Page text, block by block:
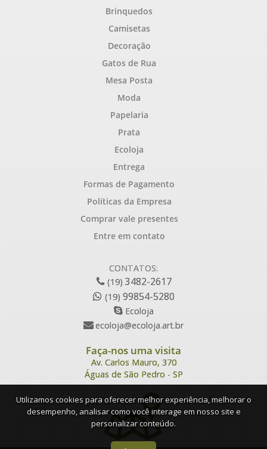
Brinquedos
Camisetas
Decoração
Gatos de Rua
Mesa Posta
Moda
Papelaria
Prata
Ecoloja
Entrega
Formas de Pagamento
Políticas da Empresa
Comprar vale presentes
Entre em contato
CONTATOS:
(19)3482-2617
(19)99854-5280
Ecoloja
ecoloja@ecoloja.art.br
Faça-nos uma visita
Av. Carlos Mauro, 370
Águas de São Pedro - SP
Utilizamos cookies para oferecer melhor experiência, melhorar o
desempenho, analisar como você interage em nosso site e
personalizar conteúdo.